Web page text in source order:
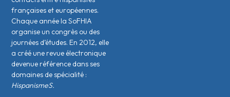
français·es et européen·nes.
Chaque année la SoFHIA
organise un congrès ou des
journées d’études. En 2012, elle
a créé une revue électronique
devenue référence dans ses
domaines de spécialité :
HispanismeS.